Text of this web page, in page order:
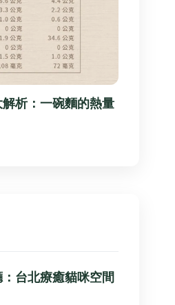
析：一碗麵的熱量
台北療癒貓咪空間